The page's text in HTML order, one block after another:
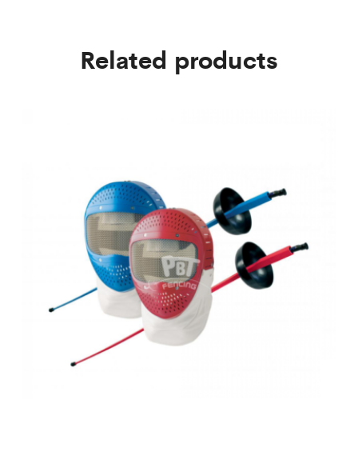
Related products